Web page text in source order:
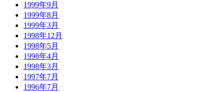
1999年9月
1999年8月
1999年3月
1998年12月
1998年5月
1998年4月
1998年3月
1997年7月
1996年7月